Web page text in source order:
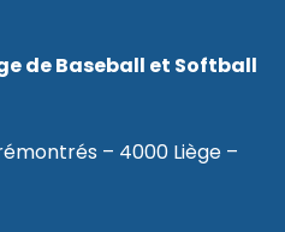
de Baseball et Softball
– 4000 Liège –